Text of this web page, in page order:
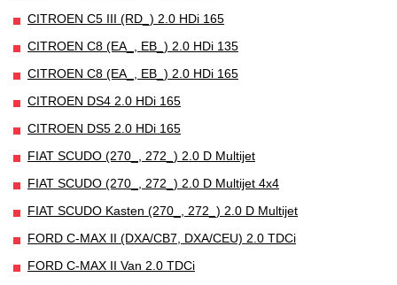
CITROEN C5 III (RD_) 2.0 HDi 165
CITROEN C8 (EA_, EB_) 2.0 HDi 135
CITROEN C8 (EA_, EB_) 2.0 HDi 165
CITROEN DS4 2.0 HDi 165
CITROEN DS5 2.0 HDi 165
FIAT SCUDO (270_, 272_) 2.0 D Multijet
FIAT SCUDO (270_, 272_) 2.0 D Multijet 4x4
FIAT SCUDO Kasten (270_, 272_) 2.0 D Multijet
FORD C-MAX II (DXA/CB7, DXA/CEU) 2.0 TDCi
FORD C-MAX II Van 2.0 TDCi